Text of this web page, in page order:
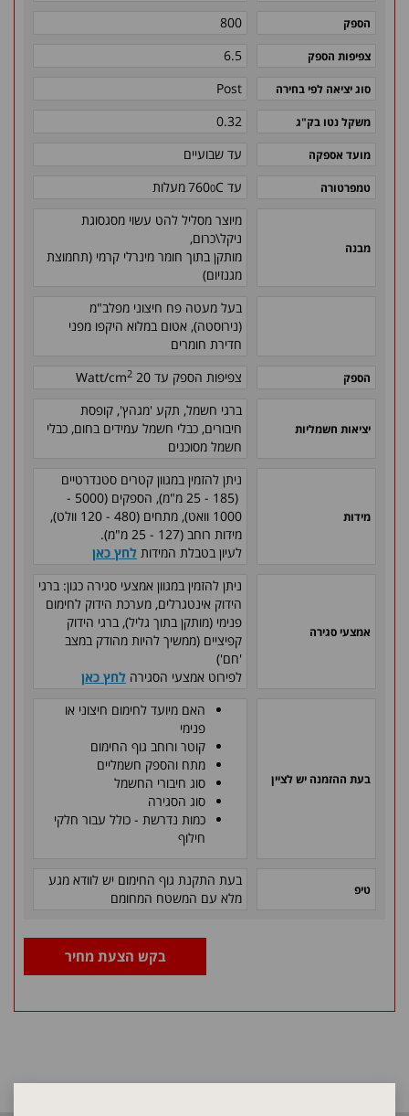
הספק 800
צפיפות הספק 6.5
סוג יציאה לפי בחירה Post
משקל נטו בק"ג 0.32
מועד אספקה עד שבועיים
טמפרטורה עד C 7600 מעלות
מבנה
מיוצר מסליל להט עשוי מסגסוגת
ניקל\כרום,
מותקן בתוך חומר מינרלי קרמי (תחמוצת
מגנזיום)
בעל מעטה פח חיצוני מפלב"מ
(נירוסטה), אטום במלוא היקפו מפני
חדירת חומרים
הספק צפיפות הספק עד 20 Watt/cm 2
יציאות חשמליות
ברגי חשמל, תקע 'מגהץ', קופסת
חיבורים, כבלי חשמל עמידים בחום, כבלי
חשמל מסוכנים
מידות
ניתן להזמין במגוון קטרים סטנדרטיים
(185 - 25 מ"מ), הספקים (5000 -
1000 וואט), מתחים (480 - 120 וולט),
מידות רוחב (127 - 25 מ"מ).
לעיון בטבלת המידות לחץ כאן
אמצעי סגירה
ניתן להזמין במגוון אמצעי סגירה כגון: ברגי
הידוק אינטגרלים, מערכת הידוק לחימום
פנימי (מותקן בתוך גליל), ברגי הידוק
קפיציים (ממשיך להיות מהודק במצב
'חם')
לפירוט אמצעי הסגירה לחץ כאן
בעת ההזמנה יש לציין
האם מיועד לחימום חיצוני או
פנימי
קוטר ורוחב גוף החימום
מתח והספק חשמליים
סוג חיבורי החשמל
סוג הסגירה
כמות נדרשת - כולל עבור חלקי
חילוף
טיפ
בעת התקנת גוף החימום יש לוודא מגע
מלא עם המשטח המחומם
בקש הצעת מחיר